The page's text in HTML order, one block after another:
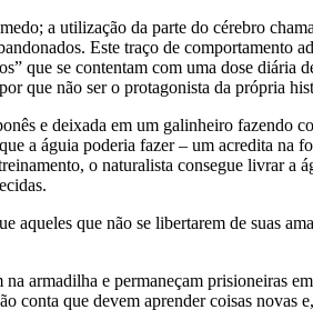
a utilização da parte do cérebro
Este traço de
que se contentam com uma dose diária
que não ser o protagonista da própria
e deixada em um galinheiro fazendo
a águia poderia fazer – um acredita na
o naturalista consegue livrar a
que não se libertarem de suas
armadilha e permaneçam prisioneiras
conta que devem aprender coisas novas